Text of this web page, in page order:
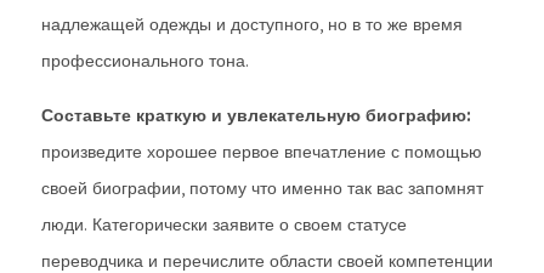
надлежащей одежды и доступного, но в то же время
профессионального тона.
Составьте краткую и увлекательную биографию:
произведите хорошее первое впечатление с помощью
своей биографии, потому что именно так вас запомнят
люди. Категорически заявите о своем статусе
переводчика и перечислите области своей компетенции